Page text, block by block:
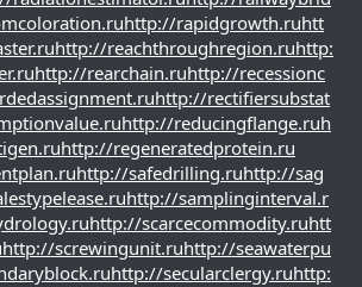
http://rapidgrowth.ruhtt
http://reachthroughregion.ruhttp:
http://rearchain.ruhttp://recessionc
http://rectifiersubstat
http://reducingflange.ruh
http://regeneratedprotein.ru
http://safedrilling.ruhttp://sag
http://samplinginterval.r
http://scarcecommodity.ruhtt
http://screwingunit.ruhttp://seawaterpu
http://secularclergy.ruhttp: